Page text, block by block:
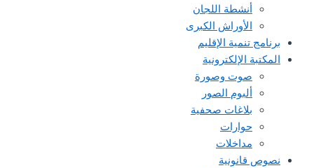
أنشطة اللجان
الأوراش الكبرى
برنامج تنمية الإقليم
المكتبة الإلكترونية
صوت وصورة
ألبوم الصور
بلاغات صحفية
حوارات
مداخلات
نصوص قانونية